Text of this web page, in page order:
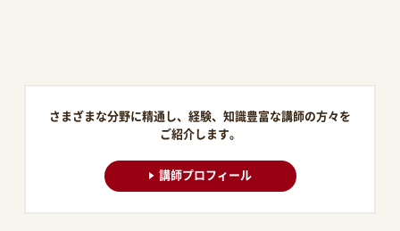
さまざまな分野に精通し、経験、知識豊富な講師の方々を
ご紹介します。
講師プロフィール